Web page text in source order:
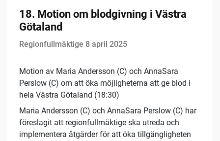
18. Motion om blodgivning i Västra
Götaland
Regionfullmäktige 8 april 2025
Motion av Maria Andersson (C) och AnnaSara
Perslow (C) om att öka möjligheterna att ge blod i
hela Västra Götaland (18:30)
Maria Andersson (C) och AnnaSara Perslow (C) har
föreslagit att regionfullmäktige ska utreda och
implementera åtgärder för att öka tillgängligheten